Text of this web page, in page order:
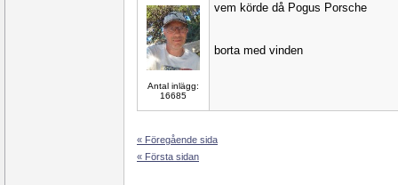
Antal inlägg:
16685
vem körde då Pogus Porsche
borta med vinden
« Föregående sida
« Första sidan